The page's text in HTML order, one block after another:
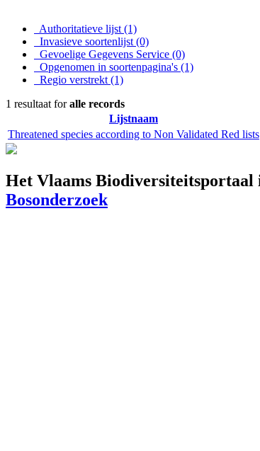
Authoritatieve lijst (1)
Invasieve soortenlijst (0)
Gevoelige Gegevens Service (0)
Opgenomen in soortenpagina's (1)
Regio verstrekt (1)
1 resultaat foralle records
Lijstnaam
Threatened species according to Non Validated Red lists
Het Vlaams Biodiversiteitsportaal
Bosonderzoek